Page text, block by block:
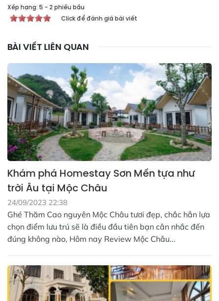
Xếp hạng: 5 - 2 phiếu bầu
Click để đánh giá bài viết
BÀI VIẾT LIÊN QUAN
Khám phá Homestay Sơn Mến tựa như
trời Âu tại Mộc Châu
24/09/2023 22:38
Ghé Thăm Cao nguyên Mộc Châu tươi đẹp, chắc hẳn lựa
chọn điểm lưu trú sẽ là điều đầu tiên bạn cân nhắc đến
đúng không nào, Hôm nay Review Mộc Châu...